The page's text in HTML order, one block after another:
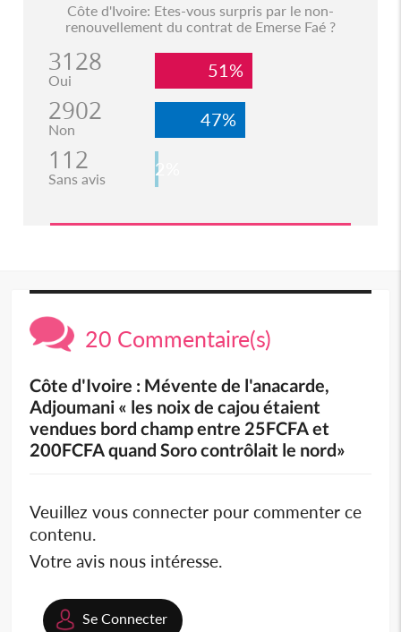
Côte d'Ivoire: Etes-vous surpris par le non-
renouvellement du contrat de Emerse Faé ?
3128
Oui 51%
2902
Non 47%
112
Sans avis 2%
20 Commentaire(s)
Côte d'Ivoire : Mévente de l'anacarde,
Adjoumani « les noix de cajou étaient
vendues bord champ entre 25FCFA et
200FCFA quand Soro contrôlait le nord»
Veuillez vous connecter pour commenter ce
contenu.
Votre avis nous intéresse.
Se Connecter